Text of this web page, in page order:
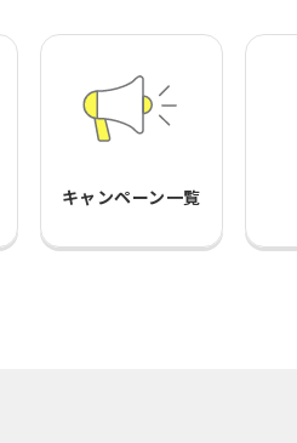
キャンペーン一覧